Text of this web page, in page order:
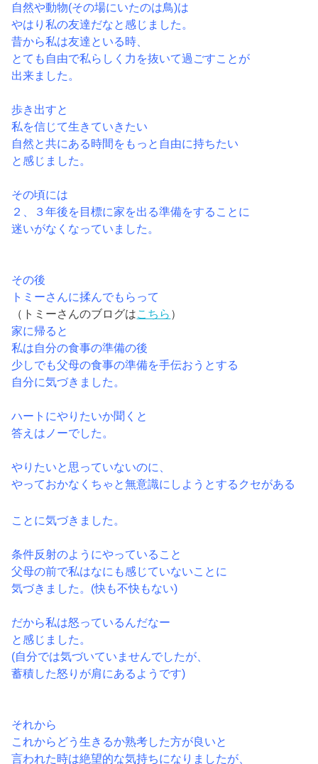
自然や動物(その場にいたのは鳥)は
やはり私の友達だなと感じました。
昔から私は友達といる時、
とても自由で私らしく力を抜いて過ごすことが
出来ました。
歩き出すと
私を信じて生きていきたい
自然と共にある時間をもっと自由に持ちたい
と感じました。
その頃には
２、３年後を目標に家を出る準備をすることに
迷いがなくなっていました。
その後
トミーさんに揉んでもらって
（トミーさんのブログはこちら ）
家に帰ると
私は自分の食事の準備の後
少しでも父母の食事の準備を手伝おうとする
自分に気づきました。
ハートにやりたいか聞くと
答えはノーでした。
やりたいと思っていないのに、
やっておかなくちゃと無意識にしようとするクセがある
ことに気づきました。
条件反射のようにやっていること
父母の前で私はなにも感じていないことに
気づきました。(快も不快もない)
だから私は怒っているんだなー
と感じました。
(自分では気づいていませんでしたが、
蓄積した怒りが肩にあるようです)
それから
これからどう生きるか熟考した方が良いと
言われた時は絶望的な気持ちになりましたが、